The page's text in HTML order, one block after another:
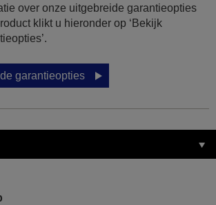
over onze uitgebreide garantieopties
klikt u hieronder op ‘Bekijk
garantieopties